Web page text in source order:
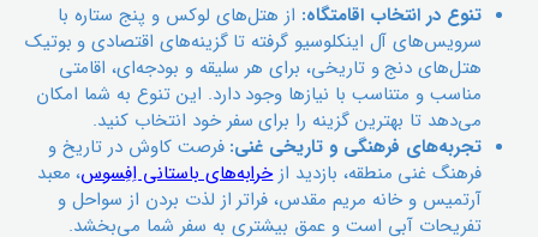
تنوع در انتخاب اقامتگاه: از هتل‌های لوکس و پنج ستاره با
سرویس‌های آل اینکلوسیو گرفته تا گزینه‌های اقتصادی و بوتیک
هتل‌های دنج و تاریخی، برای هر سلیقه و بودجه‌ای، اقامتی
مناسب و متناسب با نیازها وجود دارد. این تنوع به شما امکان
می‌دهد تا بهترین گزینه را برای سفر خود انتخاب کنید.
تجربه‌های فرهنگی و تاریخی غنی: فرصت کاوش در تاریخ و
فرهنگ غنی منطقه، بازدید ازخرابه‌های باستانی اِفِسوس، معبد
آرتمیس و خانه مریم مقدس، فراتر از لذت بردن از سواحل و
تفریحات آبی است و عمق بیشتری به سفر شما می‌بخشد.